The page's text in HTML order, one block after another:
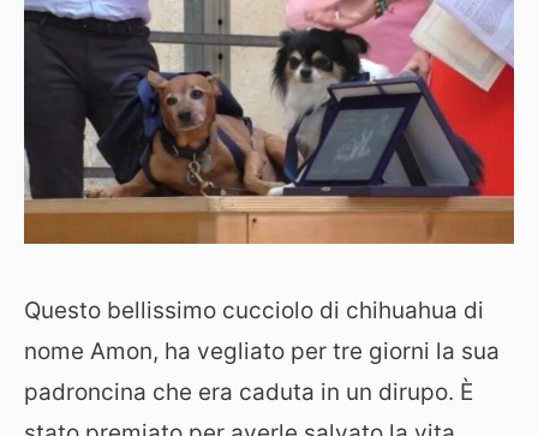
Questo bellissimo cucciolo di chihuahua di
nome Amon, ha vegliato per tre giorni la sua
padroncina che era caduta in un dirupo. È